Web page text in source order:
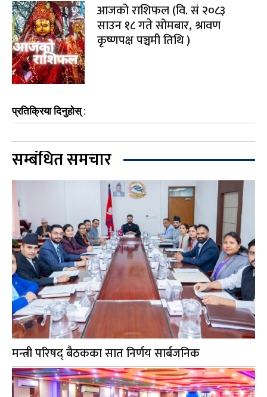
आजको राशिफल (वि. सं २०८३
साउन १८ गते सोमबार, श्रावण
कृष्णपक्ष पञ्चमी तिथि )
प्रतिक्रिया दिनुहोस् :
सम्बंधित समचार
मन्त्री परिषद् बैठकका सात निर्णय सार्बजनिक